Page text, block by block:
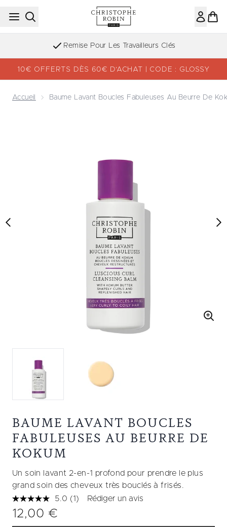
Passer au contenu principal
Remise Pour Les Travailleurs Clés
10€ OFFERTS DÈS 60€ D’ACHAT | CODE : GLOSSY
Accueil Baume Lavant Boucles Fabuleuses Au Beurre De
BAUME LAVANT BOUCLES
FABULEUSES AU BEURRE DE
KOKUM
Un soin lavant 2-en-1 profond pour prendre le plus
grand soin des cheveux très bouclés à frisés.
5.0 Lire
(1) Rédiger un avis
12,00 €